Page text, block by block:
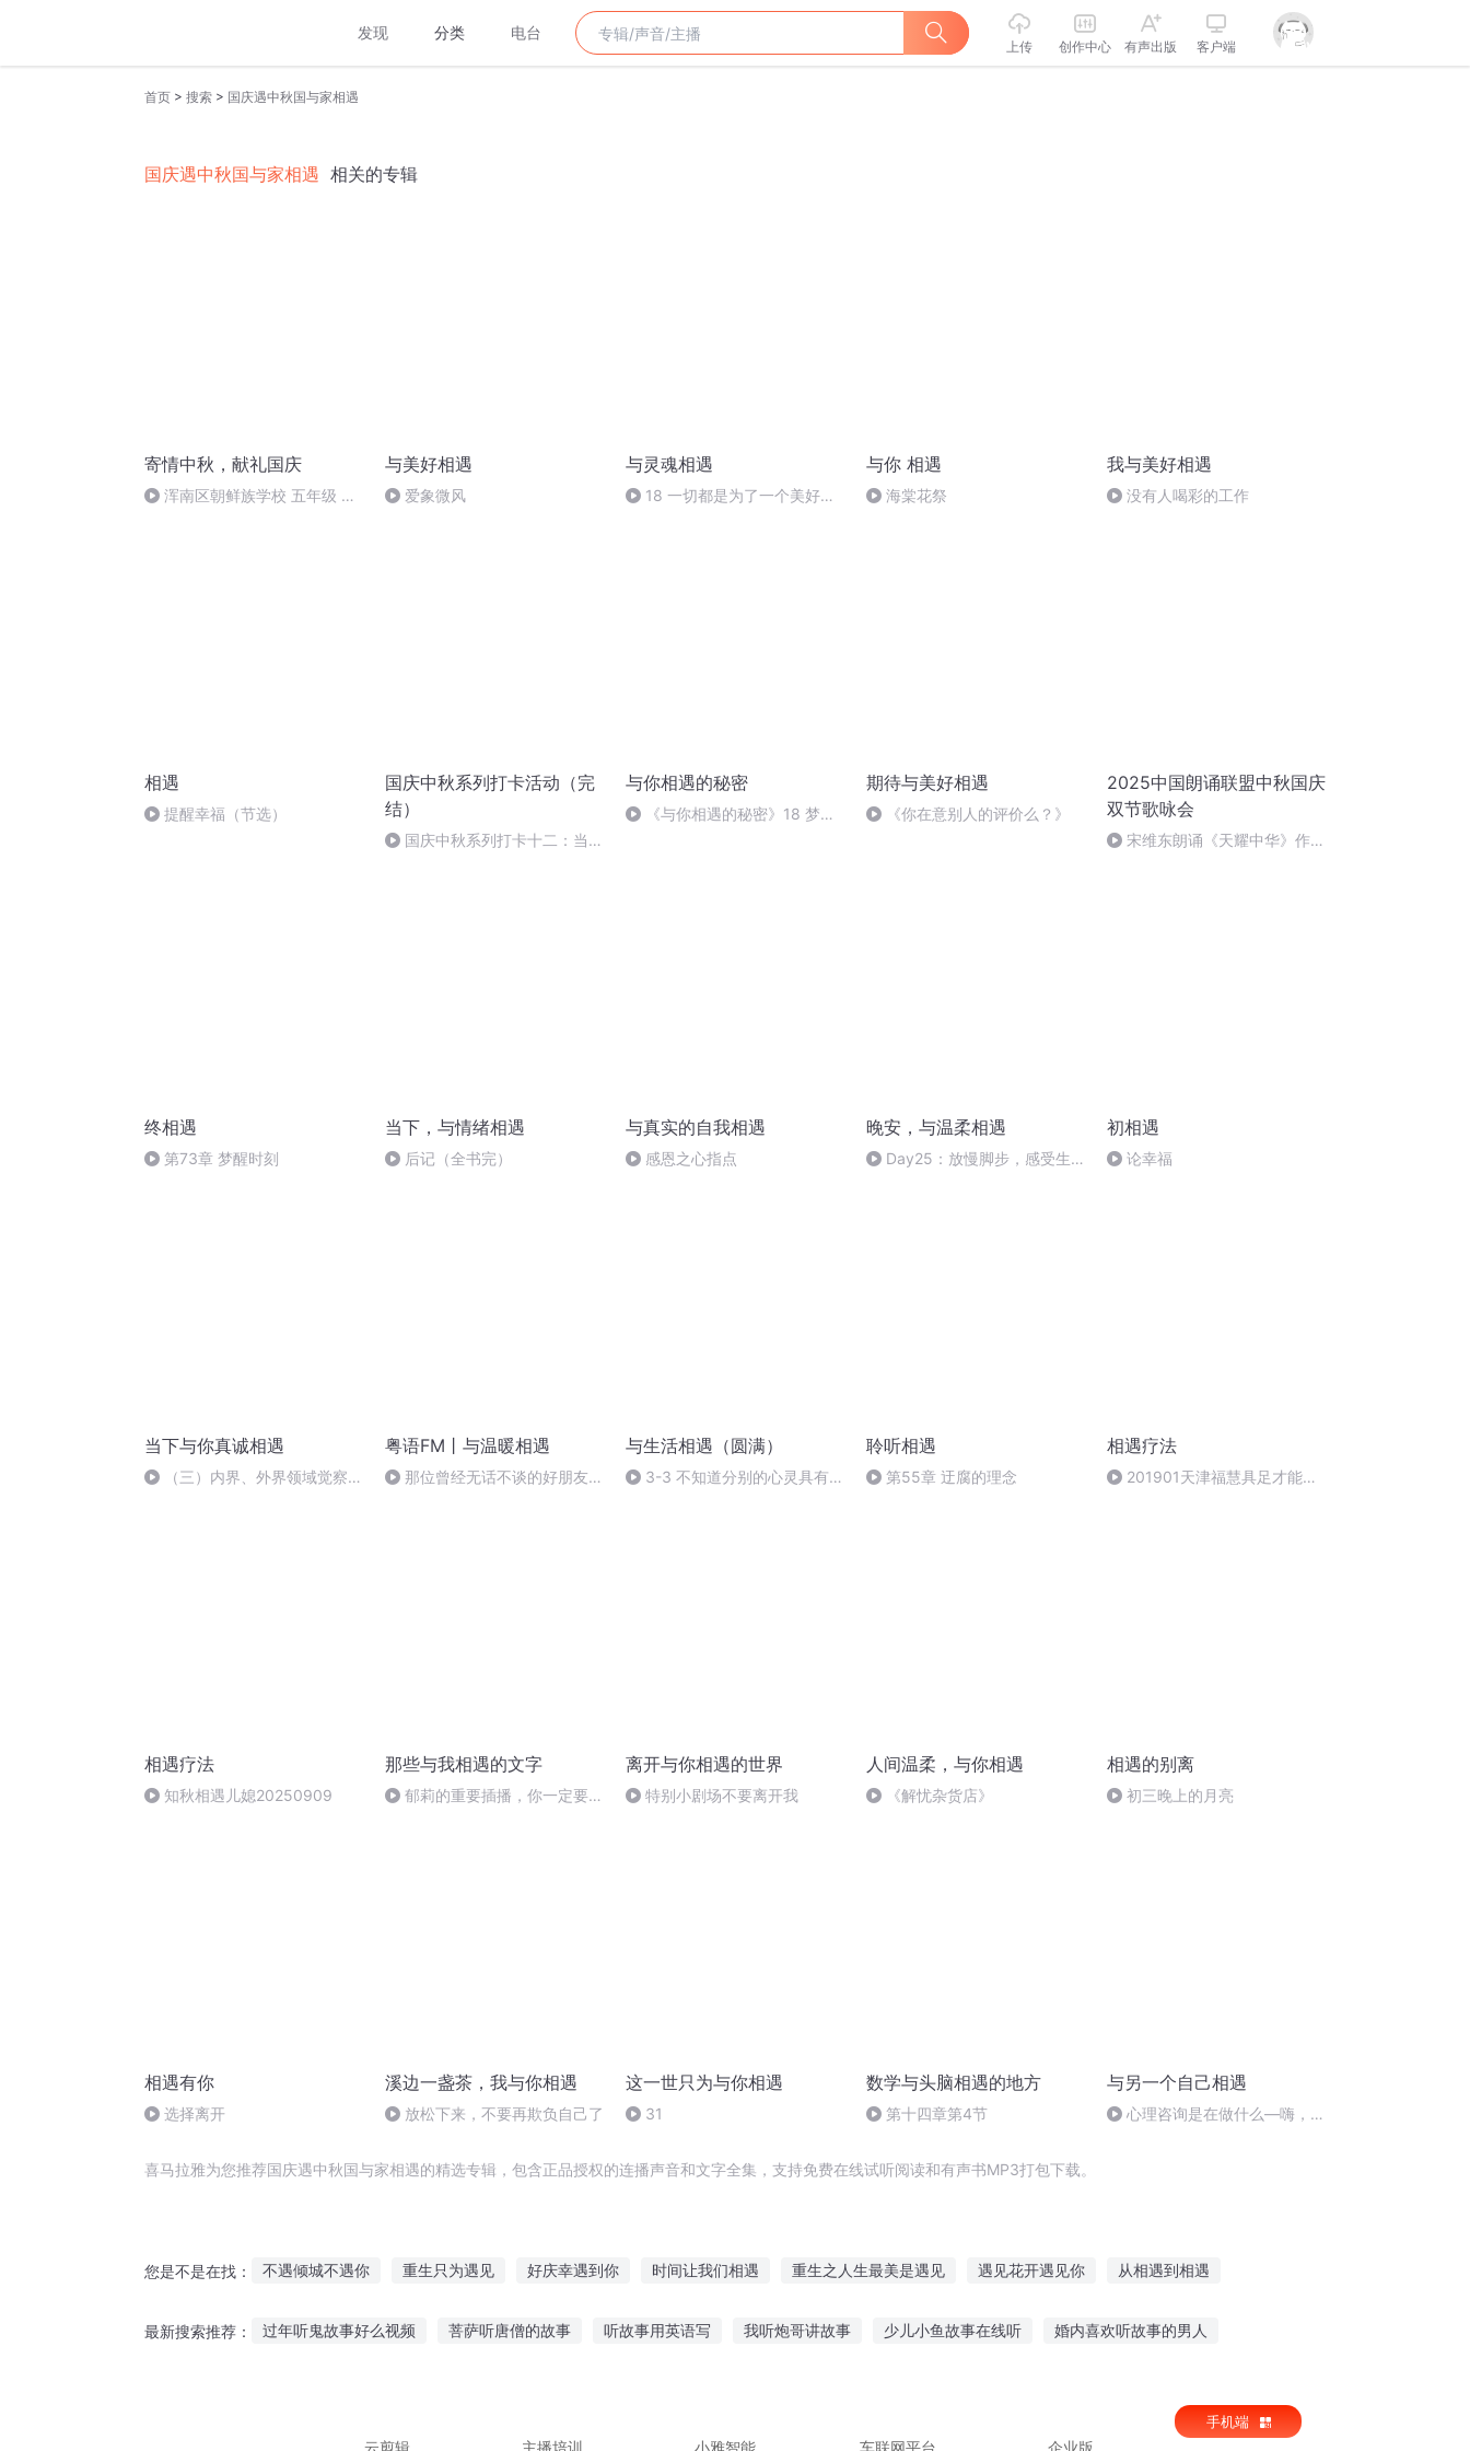
发现 分类 电台
上传 创作中心 有声出版 客户端
首页 > 搜索 > 国庆遇中秋国与家相遇
国庆遇中秋国与家相遇 相关的专辑
寄情中秋，献礼国庆
浑南区朝鲜族学校 五年级 孙
与美好相遇
爱象微风
与灵魂相遇
18 一切都是为了一个美好的
与你 相遇
海棠花祭
我与美好相遇
没有人喝彩的工作
相遇
提醒幸福（节选）
国庆中秋系列打卡活动（完
结）
国庆中秋系列打卡十二：当阳
与你相遇的秘密
《与你相遇的秘密》18 梦境
期待与美好相遇
《你在意别人的评价么？》
2025中国朗诵联盟中秋国庆
双节歌咏会
宋维东朗诵《天耀中华》作
终相遇
第73章 梦醒时刻
当下，与情绪相遇
后记（全书完）
与真实的自我相遇
感恩之心指点
晚安，与温柔相遇
Day25：放慢脚步，感受生
初相遇
论幸福
当下与你真诚相遇
（三）内界、外界领域觉察练
粤语FM丨与温暖相遇
那位曾经无话不谈的好朋友，
与生活相遇（圆满）
3-3 不知道分别的心灵具有的
聆听相遇
第55章 迂腐的理念
相遇疗法
201901天津福慧具足才能推
相遇疗法
知秋相遇儿媳20250909
那些与我相遇的文字
郁莉的重要插播，你一定要听
离开与你相遇的世界
特别小剧场不要离开我
人间温柔，与你相遇
《解忧杂货店》
相遇的别离
初三晚上的月亮
相遇有你
选择离开
溪边一盏茶，我与你相遇
放松下来，不要再欺负自己了
这一世只为与你相遇
31
数学与头脑相遇的地方
第十四章第4节
与另一个自己相遇
心理咨询是在做什么—嗨，好
喜马拉雅为您推荐国庆遇中秋国与家相遇的精选专辑，包含正品授权的连播声音和文字全集，支持免费在线试听阅读和有声书MP3打包下载。
您是不是在找： 不遇倾城不遇你 重生只为遇见 好庆幸遇到你 时间让我们相遇 重生之人生最美是遇见 遇见花开遇见你 从相遇到相遇
最新搜索推荐： 过年听鬼故事好么视频 菩萨听唐僧的故事 听故事用英语写 我听炮哥讲故事 少儿小鱼故事在线听 婚内喜欢听故事的男人
云剪辑
主播培训 小雅智能 车联网平台 企业版
手机端